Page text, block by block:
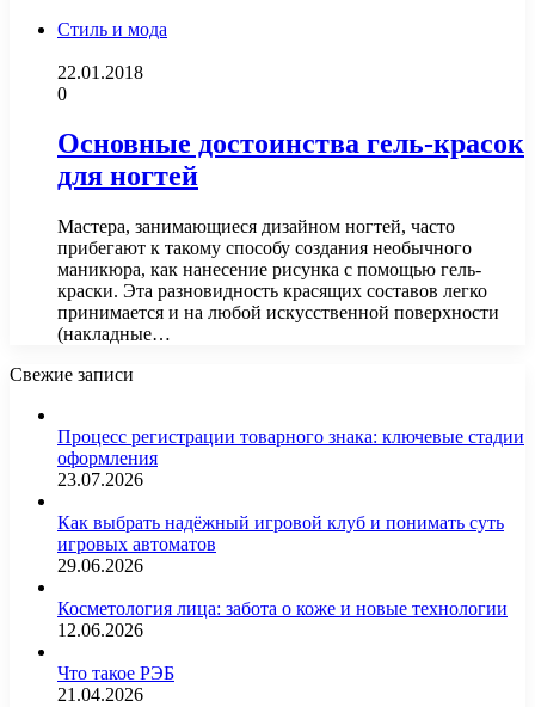
Стиль и мода
22.01.2018
0
Основные достоинства гель-красок
для ногтей
Мастера, занимающиеся дизайном ногтей, часто
прибегают к такому способу создания необычного
маникюра, как нанесение рисунка с помощью гель-
краски. Эта разновидность красящих составов легко
принимается и на любой искусственной поверхности
(накладные…
Свежие записи
Процесс регистрации товарного знака: ключевые стадии
оформления
23.07.2026
Как выбрать надёжный игровой клуб и понимать суть
игровых автоматов
29.06.2026
Косметология лица: забота о коже и новые технологии
12.06.2026
Что такое РЭБ
21.04.2026